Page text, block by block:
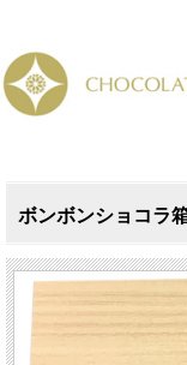
ボンボンショコラ